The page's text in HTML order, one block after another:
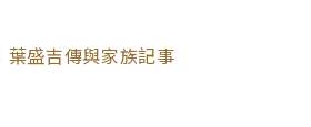
葉盛吉傳與家族記事